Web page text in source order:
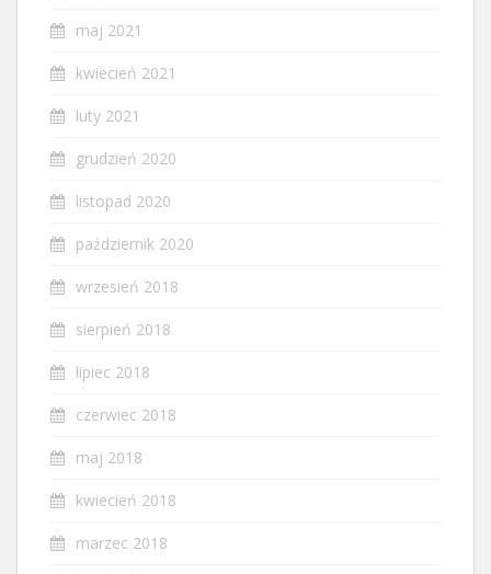
maj 2021
kwiecień 2021
luty 2021
grudzień 2020
listopad 2020
październik 2020
wrzesień 2018
sierpień 2018
lipiec 2018
czerwiec 2018
maj 2018
kwiecień 2018
marzec 2018